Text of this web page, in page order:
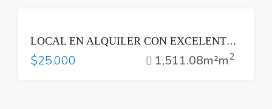
LOCAL EN ALQUILER CON EXCELENTE EXPOSICIÒN, SOBRE EL BLVD DEL HIPÓDROMO, CON VISTA A LA CIUDAD. IDEAL PARA RESTAURARANTE, OFICINAS, SALA DE VENTAS
$25,000 1,511.08m²m2